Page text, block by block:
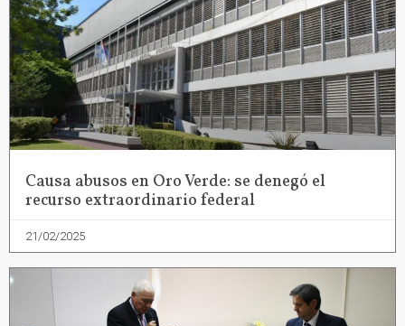
Causa abusos en Oro Verde: se denegó el
recurso extraordinario federal
21/02/2025